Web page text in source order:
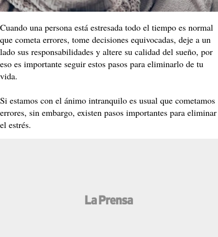
Cuando una persona está estresada todo el tiempo es normal
que cometa errores, tome decisiones equivocadas, deje a un
lado sus responsabilidades y altere su calidad del sueño, por
eso es importante seguir estos pasos para eliminarlo de tu
vida.
Si estamos con el ánimo intranquilo es usual que cometamos
errores, sin embargo, existen pasos importantes para eliminar
el estrés.